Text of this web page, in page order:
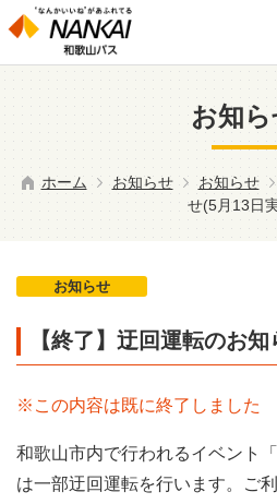
お知ら
ホーム お知らせ お知らせ
せ(5月13日
お知らせ
【終了】迂回運転のお
※この内容は既に終了しました
和歌山市内で行われるイベント
は一部迂回運転を行います。ご